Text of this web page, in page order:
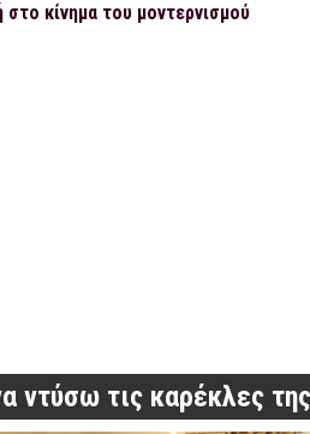
κίνημα του μοντερνισμού
ντύσω τις καρέκλες